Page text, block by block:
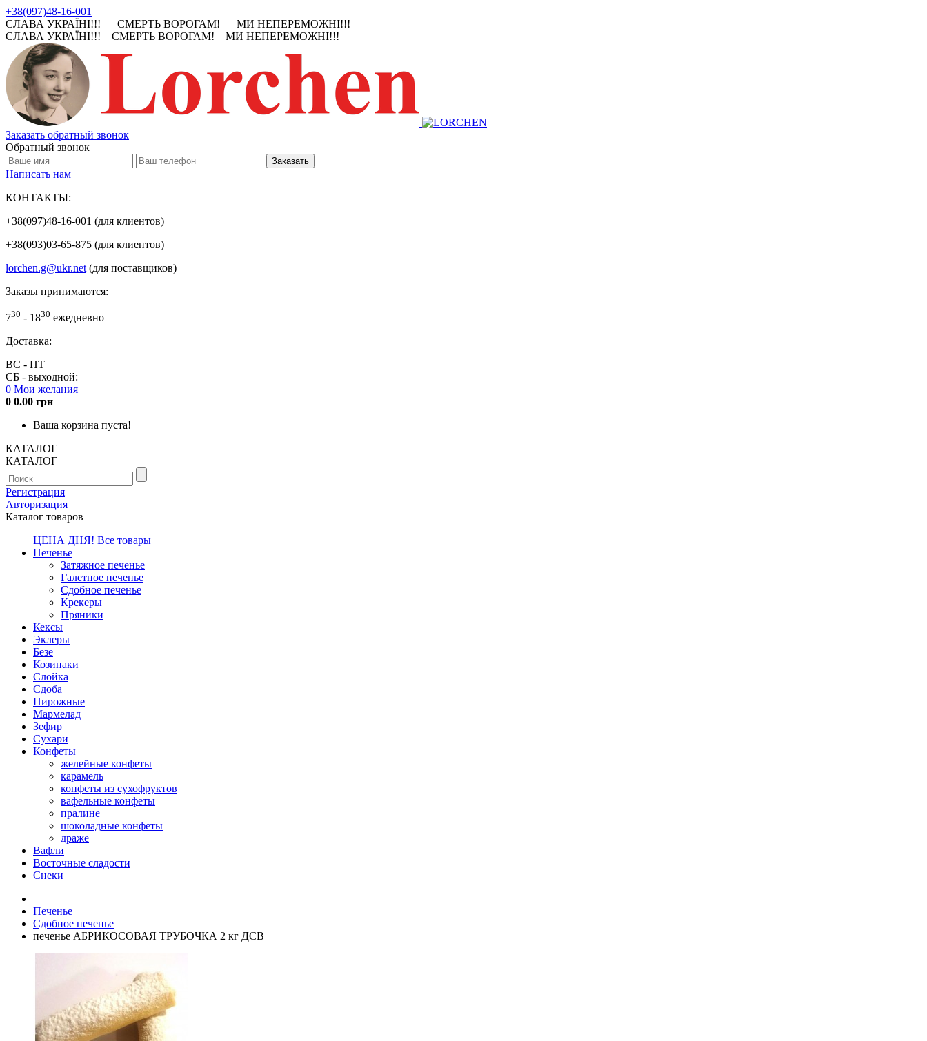
+38(097)48-16-001
СЛАВА УКРАЇНІ!!! СМЕРТЬ ВОРОГАМ! МИ НЕПЕРЕМОЖНІ!!!
СЛАВА УКРАЇНІ!!! СМЕРТЬ ВОРОГАМ! МИ НЕПЕРЕМОЖНІ!!!
Заказать обратный звонок
Обратный звонок
Написать нам
КОНТАКТЫ:
+38(097)48-16-001 (для клиентов)
+38(093)03-65-875 (для клиентов)
lorchen.g@ukr.net (для поставщиков)
Заказы принимаются:
730 - 1830 ежедневно
Доставка:
ВС - ПТ
СБ - выходной:
0 Мои желания
0 0.00 грн
Ваша корзина пуста!
КАТАЛОГ
КАТАЛОГ
Регистрация
Авторизация
Каталог товаров
ЦЕНА ДНЯ! Все товары
Печенье
Затяжное печенье
Галетное печенье
Сдобное печенье
Крекеры
Пряники
Кексы
Эклеры
Безе
Козинаки
Слойка
Сдоба
Пирожные
Мармелад
Зефир
Сухари
Конфеты
желейные конфеты
карамель
конфеты из сухофруктов
вафельные конфеты
пралине
шоколадные конфеты
драже
Вафли
Восточные сладости
Снеки
Печенье
Сдобное печенье
печенье АБРИКОСОВАЯ ТРУБОЧКА 2 кг ДСВ